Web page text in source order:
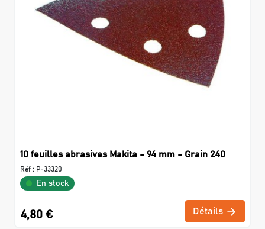
10 feuilles abrasives Makita - 94 mm - Grain 240
Réf : P-33320
En stock
4,80 € Détails